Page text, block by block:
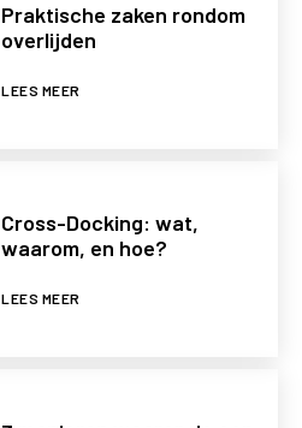
Praktische zaken rondom
overlijden
LEES MEER
Cross-Docking: wat,
waarom, en hoe?
LEES MEER